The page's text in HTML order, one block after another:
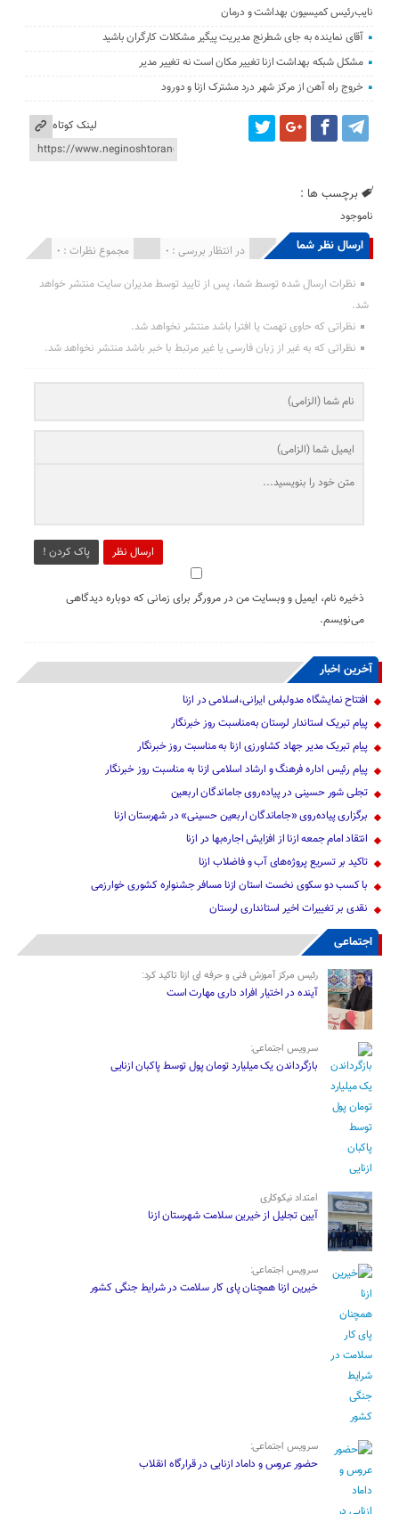
نایب‌رئیس کمیسیون بهداشت و درمان
آقای نماینده به جای شطرنج مدیریت پیگیر مشکلات کارگران باشید
مشکل شبکه بهداشت ازنا تغییر مکان است نه تغییر مدیر
خروج راه آهن از مرکز شهر درد مشترک ازنا و دورود
لینک کوتاه
برچسب ها :
ناموجود
ارسال نظر شما مجموع نظرات : 0 در انتظار بررسی : 0 انتشار یافته : 0
نظرات ارسال شده توسط شما، پس از تایید توسط مدیران سایت منتشر خواهد
شد.
نظراتی که حاوی تهمت یا افترا باشد منتشر نخواهد شد.
نظراتی که به غیر از زبان فارسی یا غیر مرتبط با خبر باشد منتشر نخواهد شد.
ارسال نظر پاک کردن !
ذخیره نام، ایمیل و وبسایت من در مرورگر برای زمانی که دوباره دیدگاهی
می‌نویسم.
آخرین اخبار
افتتاح نمایشگاه مدولباس ایرانی،اسلامی در ازنا
پیام تبریک استاندار لرستان به‌مناسبت روز خبرنگار
پیام تبریک مدیر جهاد کشاورزی ازنا به مناسبت روز خبرنگار
پیام رئیس اداره فرهنگ و ارشاد اسلامی ازنا به مناسبت روز خبرنگار
تجلی شور حسینی در پیاده‌روی جاماندگان اربعین
برگزاری پیاده‌روی «جاماندگان اربعین حسینی» در شهرستان ازنا
انتقاد امام جمعه ازنا از افزایش اجاره‌بها در ازنا
تاکید بر تسریع پروژه‌های آب و فاضلاب ازنا
با کسب دو سکوی نخست استان ازنا مسافر جشنواره کشوری خوارزمی
نقدی بر تغییرات اخیر استانداری لرستان
اجتماعی
رئیس مرکز آموزش فنی و حرفه ای ازنا تاکید کرد:
آینده در اختیار افراد داری مهارت است
سرویس اجتماعی:
بازگرداندن یک میلیارد تومان پول توسط پاکبان ازنایی
امتداد نیکوکاری
آیین تجلیل از خیرین سلامت شهرستان ازنا
سرویس اجتماعی:
خیرین ازنا همچنان پای کار سلامت در شرایط جنگی کشور
سرویس اجتماعی:
حضور عروس و داماد ازنایی در قرارگاه انقلاب